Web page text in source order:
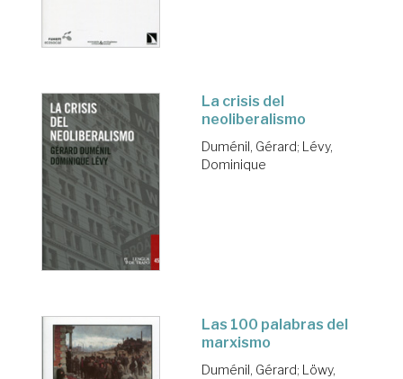
La crisis del
neoliberalismo
Duménil, Gérard; Lévy,
Dominique
Las 100 palabras del
marxismo
Duménil, Gérard; Löwy,